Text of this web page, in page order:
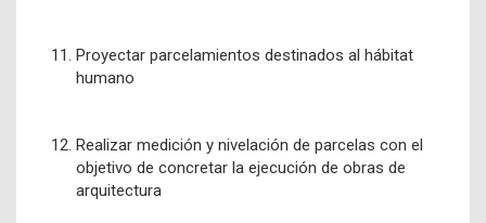
Proyectar parcelamientos destinados al hábitat
humano
Realizar medición y nivelación de parcelas con el
objetivo de concretar la ejecución de obras de
arquitectura